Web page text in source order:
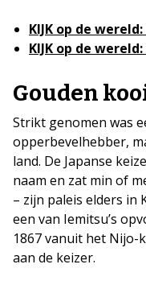
KIJK op de
KIJK op de
Gouden
Strikt genomen was
opperbevelhebber,
land. De Japanse
naam en zat min of
– zijn paleis elders in
een van Iemitsu’s
1867 vanuit het Nijo-
aan de keizer.